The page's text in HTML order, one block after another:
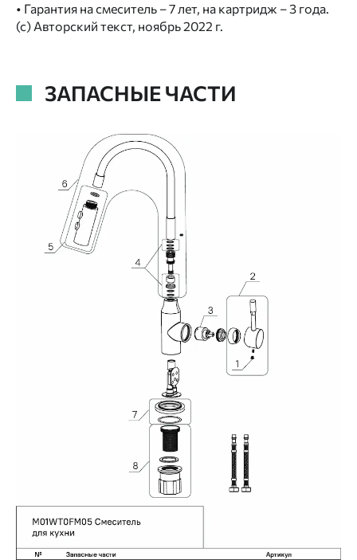
• Гарантия на смеситель – 7 лет, на картридж – 3 года.
(с) Авторский текст, ноябрь 2022 г.
ЗАПАСНЫЕ ЧАСТИ